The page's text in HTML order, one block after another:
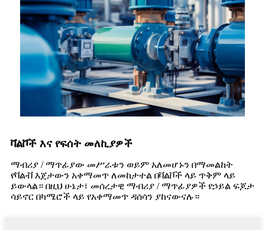
ቫልቮች እና የፍሰት መለኪያዎች
ማብሪያ / ማጥፊያው መሥራቱን ወይም አለመሆኑን በማመልከት
የቫልቭ እጀታውን አቀማመጥ ለመከታተል በቫልቮች ላይ ጥቅም ላይ
ይውላል። በዚህ ሁኔታ፣ መሰረታዊ ማብሪያ / ማጥፊያዎች የኃይል ፍጆታ
ሳይኖር በካሜሮች ላይ የአቀማመጥ ዳሰሳን ያከናውናሉ።